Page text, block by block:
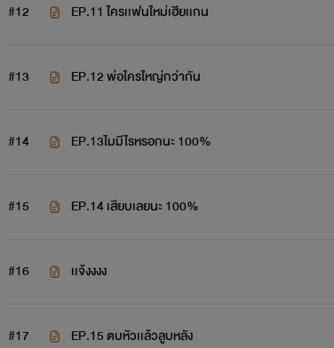
#รูปภาพนี้ไ
#12 EP.11 ใครเเฟนใหม่เฮียเเกน
#13 EP.12 พ่อใครใหญ่กว่ากัน
#14 EP.13ไมมีไรหรอกนะ 100%
#15 EP.14 เสียบเลยนะ 100%
#16 เเจ้งงงง
#17 EP.15 ตบหัวเเล้วลูบหลัง